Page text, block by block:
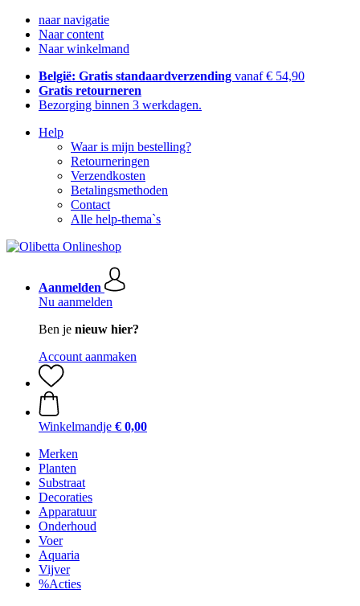
naar navigatie
Naar content
Naar winkelmand
België: Gratis standaardverzending vanaf € 54,90
Gratis retourneren
Bezorging binnen 3 werkdagen.
Help
Waar is mijn bestelling?
Retourneringen
Verzendkosten
Betalingsmethoden
Contact
Alle help-thema`s
Aanmelden
Nu aanmelden
Ben je nieuw hier?
Account aanmaken
Winkelmandje € 0,00
Merken
Planten
Substraat
Decoraties
Apparatuur
Onderhoud
Voer
Aquaria
Vijver
%Acties